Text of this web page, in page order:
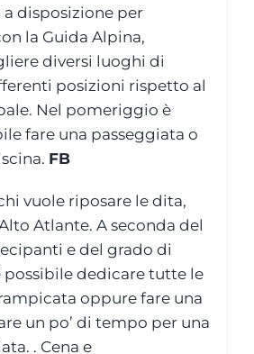
disposizione per
la Guida Alpina,
diversi luoghi di
posizioni rispetto al
Nel pomeriggio è
fare una passeggiata o
FB
vuole riposare le dita,
Atlante. A seconda del
e del grado di
possibile dedicare tutte le
oppure fare una
un po’ di tempo per una
. Cena e